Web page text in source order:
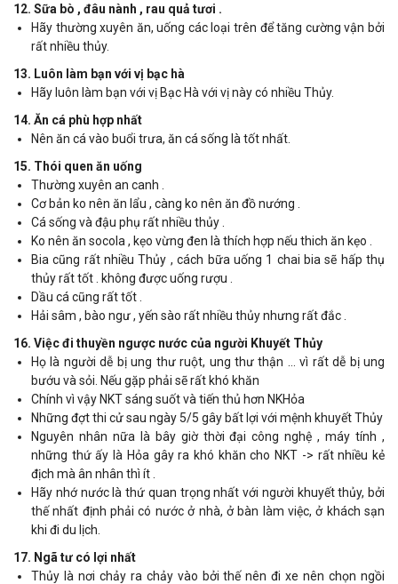
12. Sữa bò , đâu nành , rau quả tươi .
Hãy thường xuyên ăn, uống các loại trên để tăng cường vận bởi
rất nhiều thủy.
13. Luôn làm bạn với vị bạc hà
Hãy luôn làm bạn với vị Bạc Hà với vị này có nhiều Thủy.
14. Ăn cá phù hợp nhất
Nên ăn cá vào buổi trưa, ăn cá sống là tốt nhất.
15. Thói quen ăn uống
Thường xuyên an canh .
Cơ bản ko nên ăn lẩu , càng ko nên ăn đồ nướng .
Cá sống và đậu phụ rất nhiều thủy .
Ko nên ăn socola , kẹo vừng đen là thích hợp nếu thich ăn kẹo .
Bia cũng rất nhiều Thủy , cách bữa uống 1 chai bia sẽ hấp thụ
thủy rất tốt . không được uống rượu .
Dầu cá cũng rất tốt .
Hải sâm , bào ngư , yến sào rất nhiều thủy nhưng rất đắc .
16. Việc đi thuyền ngược nước của người Khuyết Thủy
Họ là người dễ bị ung thư ruột, ung thư thận … vì rất dễ bị ung
bướu và sỏi. Nếu gặp phải sẽ rất khó khăn
Chính vì vậy NKT sáng suốt và tiến thủ hơn NKHỏa
Những đợt thi cử sau ngày 5/5 gây bất lợi với mệnh khuyết Thủy
Nguyên nhân nữa là bây giờ thời đại công nghệ , máy tính ,
những thứ ấy là Hỏa gây ra khó khăn cho NKT -> rất nhiều kẻ
địch mà ân nhân thì ít .
Hãy nhớ nước là thứ quan trọng nhất với người khuyết thủy, bởi
thế nhất định phải có nước ở nhà, ở bàn làm việc, ở khách sạn
khi đi du lịch.
17. Ngã tư có lợi nhất
Thủy là nơi chảy ra chảy vào bởi thế nên đi xe nên chọn ngồi